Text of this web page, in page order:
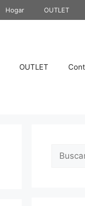
Hogar OUTLET
OUTLET
Buscar: